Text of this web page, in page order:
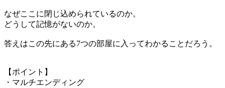
なぜここに閉じ込められているのか。
どうして記憶がないのか。
答えはこの先にある7つの部屋に入ってわかることだろう。
【ポイント】
・マルチエンディング